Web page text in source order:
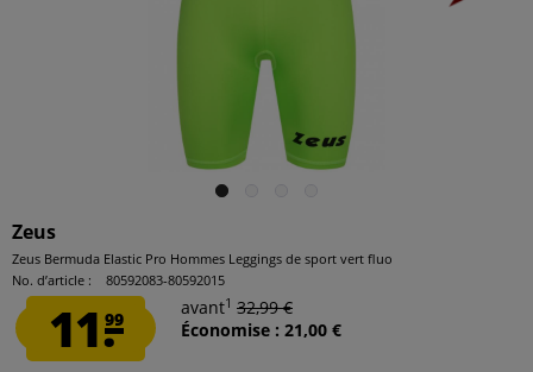
Zeus
Zeus Bermuda Elastic Pro Hommes Leggings de sport vert fluo
No. d’article :
80592083-80592015
11.99
avant1 32,99 €
Économise : 21,00 €